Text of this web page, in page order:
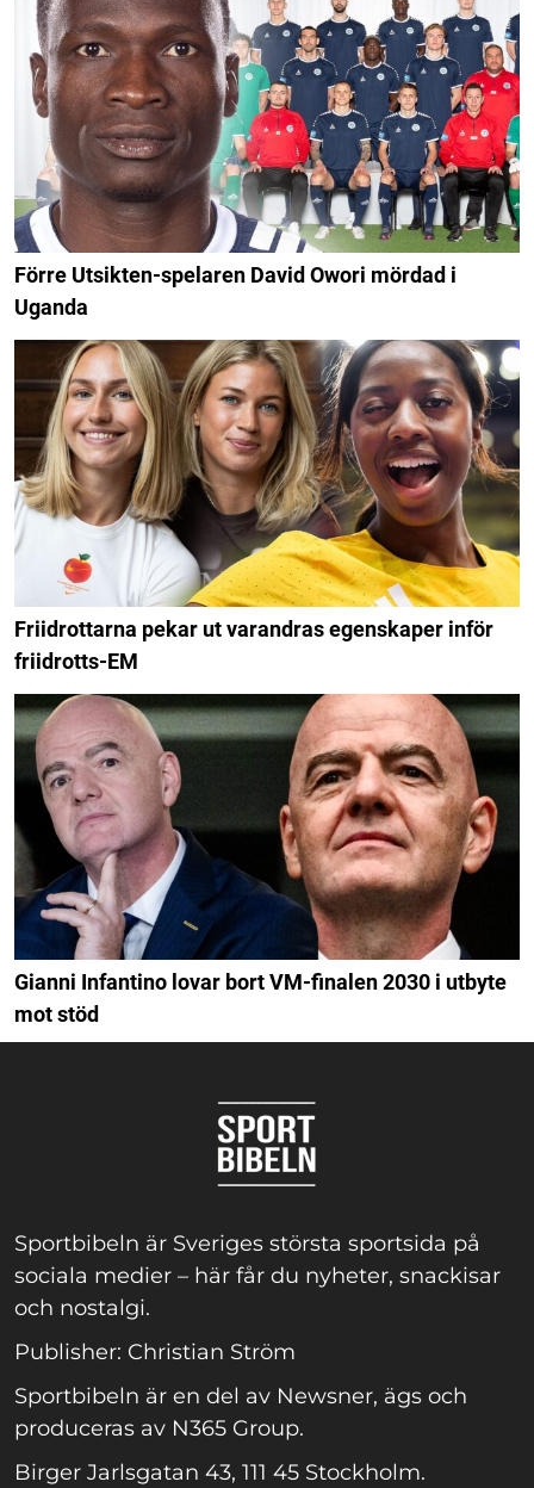
Förre Utsikten-spelaren David Owori mördad i
Uganda
Friidrottarna pekar ut varandras egenskaper inför
friidrotts-EM
Gianni Infantino lovar bort VM-finalen 2030 i utbyte
mot stöd
Sportbibeln är Sveriges största sportsida på
sociala medier – här får du nyheter, snackisar
och nostalgi.
Publisher: Christian Ström
Sportbibeln är en del av Newsner, ägs och
produceras av N365 Group.
Birger Jarlsgatan 43, 111 45 Stockholm.